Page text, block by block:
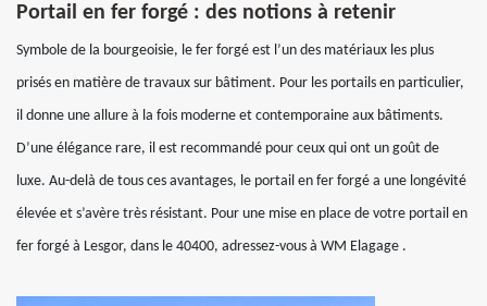
Portail en fer forgé : des notions à retenir
Symbole de la bourgeoisie, le fer forgé est l’un des matériaux les plus
prisés en matière de travaux sur bâtiment. Pour les portails en particulier,
il donne une allure à la fois moderne et contemporaine aux bâtiments.
D’une élégance rare, il est recommandé pour ceux qui ont un goût de
luxe. Au-delà de tous ces avantages, le portail en fer forgé a une longévité
élevée et s’avère très résistant. Pour une mise en place de votre portail en
fer forgé à Lesgor, dans le 40400, adressez-vous à WM Elagage .